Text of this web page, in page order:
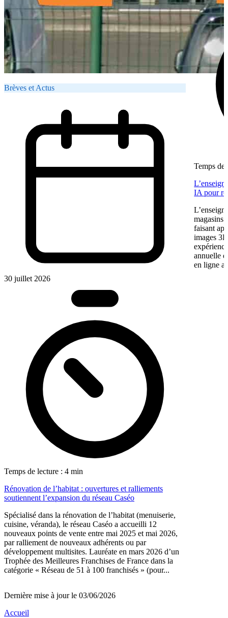
Brèves et Actus
30 juillet 2026
Temps de lecture : 4 min
Rénovation de l’habitat : ouvertures et ralliements
soutiennent l’expansion du réseau Caséo
Spécialisé dans la rénovation de l’habitat (menuiserie,
cuisine, véranda), le réseau Caséo a accueilli 12
nouveaux points de vente entre mai 2025 et mai 2026,
par ralliement de nouveaux adhérents ou par
développement multisites. Lauréate en mars 2026 d’un
Trophée des Meilleures Franchises de France dans la
catégorie « Réseau de 51 à 100 franchisés » (pour...
Temps de
IA pour
magasins
faisant
images
annuelle
en ligne
Dernière mise à jour le 03/06/2026
Accueil